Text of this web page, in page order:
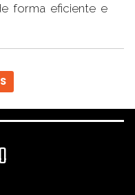
forma eficiente e